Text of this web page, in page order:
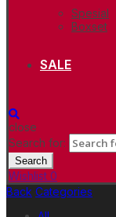
Spesial
Boxset
SALE
close
Search for:
Search
Wishlist 0
Back Categories